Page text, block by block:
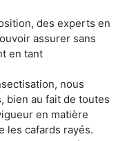
des experts en
assurer sans
en tant
nous
bien au fait de toutes
en matière
les cafards rayés.